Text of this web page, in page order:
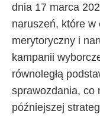
dnia 17 marca
naruszeń, które w
merytoryczny i
kampanii
równoległą
sprawozdania, co
późniejszej